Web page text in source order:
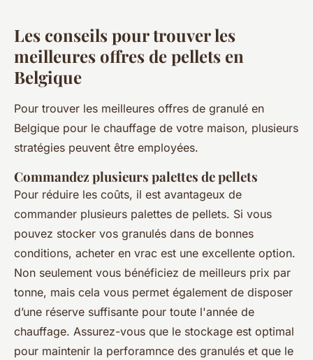
Les conseils pour trouver les
meilleures offres de pellets en
Belgique
Pour trouver les meilleures offres de granulé en
Belgique pour le chauffage de votre maison, plusieurs
stratégies peuvent être employées.
Commandez plusieurs palettes de pellets
Pour réduire les coûts, il est avantageux de
commander plusieurs palettes de pellets. Si vous
pouvez stocker vos granulés dans de bonnes
conditions, acheter en vrac est une excellente option.
Non seulement vous bénéficiez de meilleurs prix par
tonne, mais cela vous permet également de disposer
d’une réserve suffisante pour toute l'année de
chauffage. Assurez-vous que le stockage est optimal
pour maintenir la perforamnce des granulés et que le